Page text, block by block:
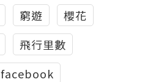
窮遊
櫻花
飛行里數
facebook